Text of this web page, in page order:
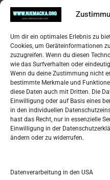
Um dir ein optimales Erlebnis zu
Cookies, um Geräteinformationen
zuzugreifen. Wenn du diesen
wie das Surfverhalten oder
Wenn du deine Zustimmung nicht
bestimmte Merkmale und
diese Daten auch mit Dritten. Die
Einwilligung oder auf Basis eines
in den individuellen
hast das Recht, nur in essenzielle
Einwilligung in der
ändern oder zu widerrufen.
Datenverarbeitung in den USA
Impressum
Datenschutzerklärung
Widerufsbelehrung
Oglašavanje / Postavite svoj
Tko je “Idemo u
Pretražite stranicu:
S
e
a
h